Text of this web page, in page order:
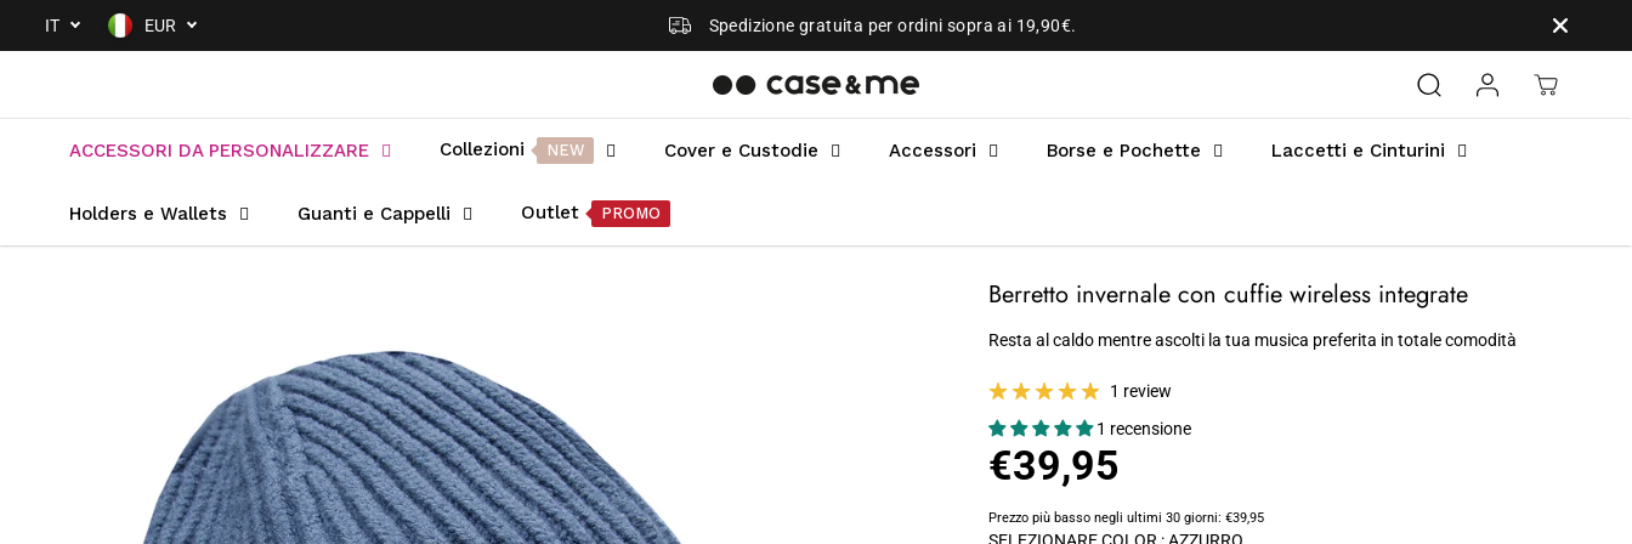
SALTA AL
CONTENUTO
IT EUR Spedizione gratuita per ordini sopra ai 19,90€.
ACCESSORI DA PERSONALIZZARE Collezioni NEW Cover e Custodie Accessori Borse e Pochette Laccetti e Cinturini
Holders e Wallets Guanti e Cappelli Outlet PROMO
Berretto invernale con cuffie wireless integrate
Resta al caldo mentre ascolti la tua musica preferita in totale comodità
1 review
1 recensione
P
E
€39,95
Prezzo più basso negli ultimi 30 giorni: €39,95